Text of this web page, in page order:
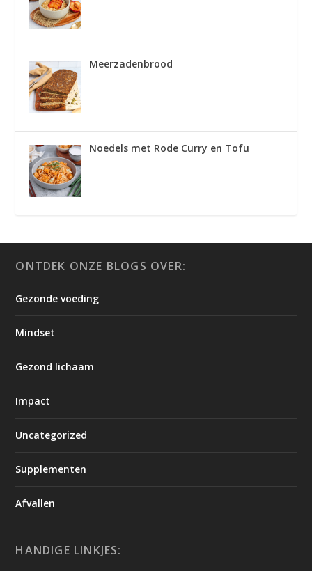
Meerzadenbrood
Noedels met Rode Curry en Tofu
ONTDEK ONZE BLOGS OVER:
Gezonde voeding
Mindset
Gezond lichaam
Impact
Uncategorized
Supplementen
Afvallen
HANDIGE LINKJES: